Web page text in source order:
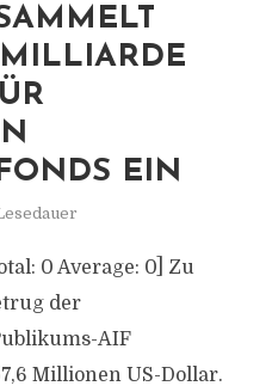
EIN
0 Average: 0] Zu
der
AIF
Millionen US-Dollar.